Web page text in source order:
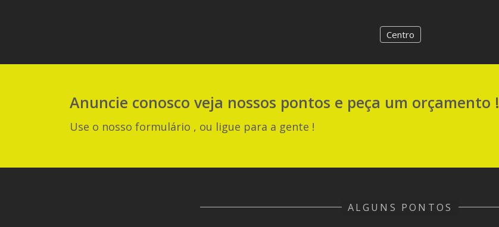
Centro
Anuncie conosco veja nossos pontos e peça um orçamento !
Use o nosso formulário , ou ligue para a gente !
ALGUNS PONTOS